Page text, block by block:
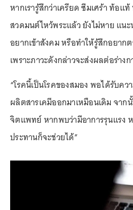
หากเรารู้สึกว่าเครียด ซึมเศร้า ท้อ
สวดมนต์ไหว้พระแล้ว ยังไม่หาย แน
อยากเข้าสังคม หรือทำให้รู้สึกอยา
เพราะภาวะดังกล่าวจะส่งผลต่อร่าง
“โรคนี้เป็นโรคของสมอง พอได้รับค
ผลิตสารเคมีออกมาเหมือนเดิม จาก
จิตแพทย์ หากพบว่ามีอาการรุนแรง
ประทานก็จะช่วยได้”